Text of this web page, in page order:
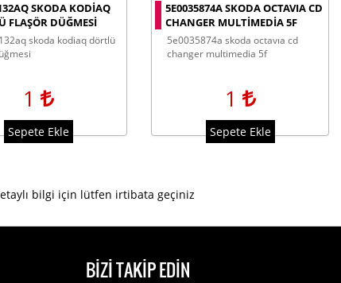
SKODA KODIAQ
FLAŞÖR DÜĞMESI
1
Sepete Ekle
5E0035874A SKODA OCTAVIA CD
CHANGER MULTIMEDIA 5F
5e0035874a skoda octavıa cd
changer multimedia 5f
1
Sepete Ekle
bilgi için lütfen irtibata geçiniz
BİZİ TAKİP EDİN